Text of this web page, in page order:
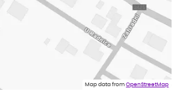
v dobrém stavu, jsem spokojená.
s dodáním kvalitních rostlin
Map data fromOpenStreetMap